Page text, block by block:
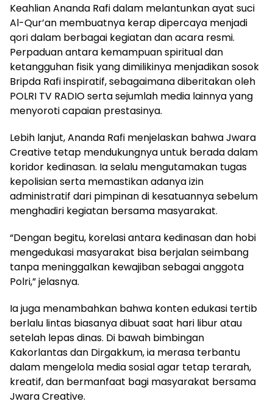
Keahlian Ananda Rafi dalam melantunkan ayat suci
Al-Qur’an membuatnya kerap dipercaya menjadi
qori dalam berbagai kegiatan dan acara resmi.
Perpaduan antara kemampuan spiritual dan
ketangguhan fisik yang dimilikinya menjadikan sosok
Bripda Rafi inspiratif, sebagaimana diberitakan oleh
POLRI TV RADIO serta sejumlah media lainnya yang
menyoroti capaian prestasinya.
Lebih lanjut, Ananda Rafi menjelaskan bahwa Jwara
Creative tetap mendukungnya untuk berada dalam
koridor kedinasan. Ia selalu mengutamakan tugas
kepolisian serta memastikan adanya izin
administratif dari pimpinan di kesatuannya sebelum
menghadiri kegiatan bersama masyarakat.
“Dengan begitu, korelasi antara kedinasan dan hobi
mengedukasi masyarakat bisa berjalan seimbang
tanpa meninggalkan kewajiban sebagai anggota
Polri,” jelasnya.
Ia juga menambahkan bahwa konten edukasi tertib
berlalu lintas biasanya dibuat saat hari libur atau
setelah lepas dinas. Di bawah bimbingan
Kakorlantas dan Dirgakkum, ia merasa terbantu
dalam mengelola media sosial agar tetap terarah,
kreatif, dan bermanfaat bagi masyarakat bersama
Jwara Creative.